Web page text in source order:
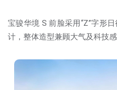
宝骏华境 S 前脸采用“Z”字形
计，整体造型兼顾大气及科技感